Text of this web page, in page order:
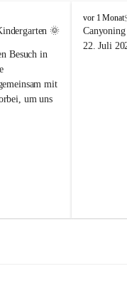
🌞
Besuch in
mit
um uns
V
i
k
vor 1 Monat
22. Juli